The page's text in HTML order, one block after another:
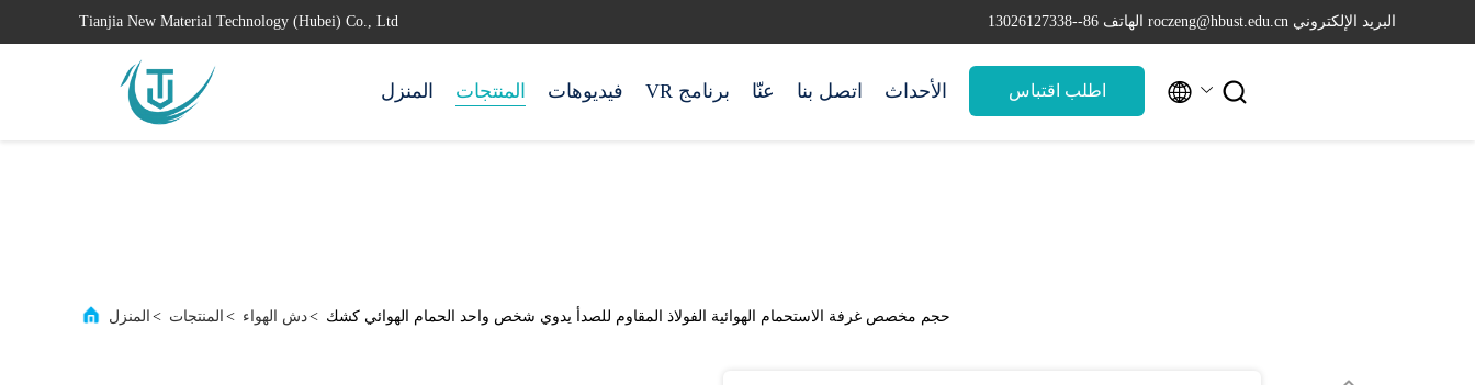
Tianjia New Material Technology (Hubei) Co., Ltd البريد الإلكتروني roczeng@hbust.edu.cn الهاتف 86--13026127338
المنزل المنتجات فيديوهات برنامج VR عنّا اتصل بنا الأحداث اطلب اقتباس  
المنزل > المنتجات > دش الهواء> حجم مخصص غرفة الاستحمام الهوائية الفولاذ المقاوم للصدأ يدوي شخص واحد الحمام الهوائي كشك